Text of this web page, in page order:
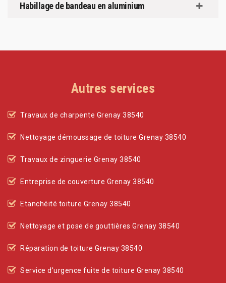
Habillage de bandeau en aluminium
Autres services
Travaux de charpente Grenay 38540
Nettoyage démoussage de toiture Grenay 38540
Travaux de zinguerie Grenay 38540
Entreprise de couverture Grenay 38540
Etanchéité toiture Grenay 38540
Nettoyage et pose de gouttières Grenay 38540
Réparation de toiture Grenay 38540
Service d'urgence fuite de toiture Grenay 38540